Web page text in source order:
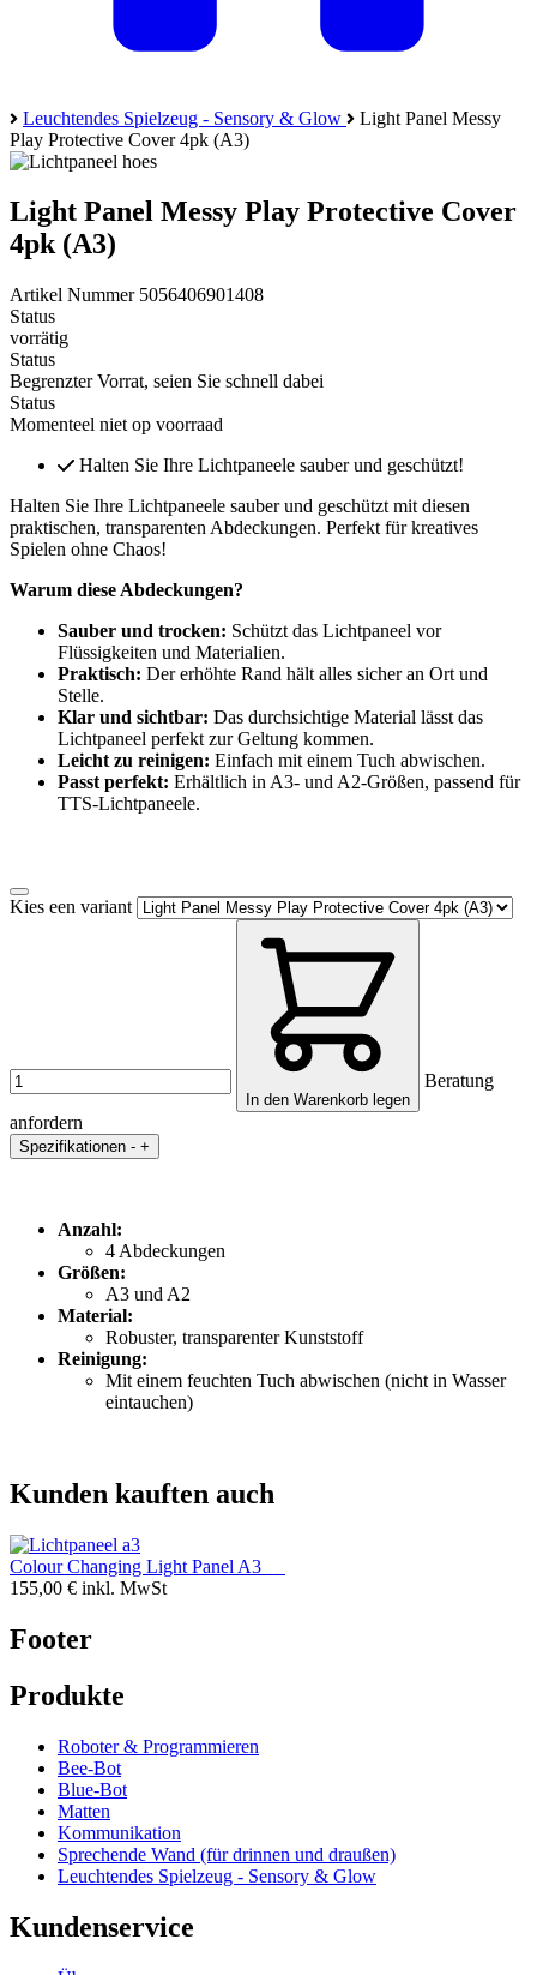
Leuchtendes Spielzeug - Sensory & Glow
Light Panel Messy
Play Protective Cover 4pk (A3)
Light Panel Messy Play Protective Cover
4pk (A3)
Artikel Nummer 5056406901408
Status
vorrätig
Status
Begrenzter Vorrat, seien Sie schnell dabei
Status
Momenteel niet op voorraad
Halten Sie Ihre Lichtpaneele sauber und geschützt!
Halten Sie Ihre Lichtpaneele sauber und geschützt mit diesen
praktischen, transparenten Abdeckungen. Perfekt für kreatives
Spielen ohne Chaos!
Warum diese Abdeckungen?
Sauber und trocken: Schützt das Lichtpaneel vor
Flüssigkeiten und Materialien.
Praktisch: Der erhöhte Rand hält alles sicher an Ort und
Stelle.
Klar und sichtbar: Das durchsichtige Material lässt das
Lichtpaneel perfekt zur Geltung kommen.
Leicht zu reinigen: Einfach mit einem Tuch abwischen.
Passt perfekt: Erhältlich in A3- und A2-Größen, passend für
TTS-Lichtpaneele.
Kies een variant
In den Warenkorb legen
Beratung
anfordern
Spezifikationen - +
Anzahl:
4 Abdeckungen
Größen:
A3 und A2
Material:
Robuster, transparenter Kunststoff
Reinigung:
Mit einem feuchten Tuch abwischen (nicht in Wasser
eintauchen)
Kunden kauften auch
Colour Changing Light Panel A3
155,00 € inkl. MwSt
Footer
Produkte
Roboter & Programmieren
Bee-Bot
Blue-Bot
Matten
Kommunikation
Sprechende Wand (für drinnen und draußen)
Leuchtendes Spielzeug - Sensory & Glow
Kundenservice